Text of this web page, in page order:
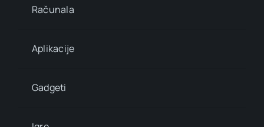
Računala
Aplikacije
Gadgeti